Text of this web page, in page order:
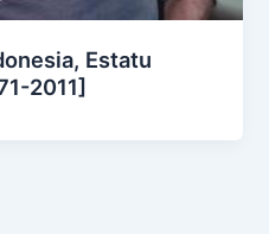
Estatu
2011]